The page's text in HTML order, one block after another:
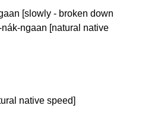
[slowly - broken down
ngaan [natural native
native speed]